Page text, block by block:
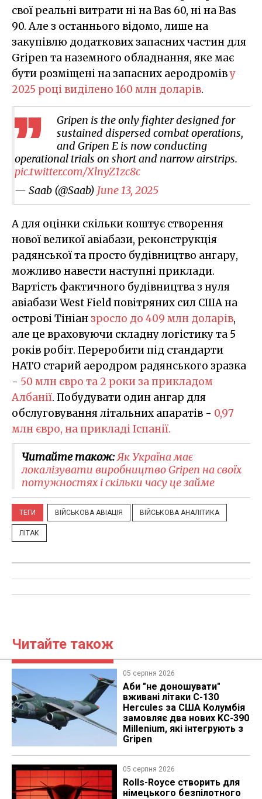
свої реальні витрати ні на Bas 60, ні на Bas
90. Але з останнього відомо, лише на
закупівлю додаткових запасних частин для
Gripen та наземного обладнання, яке має
бути розміщені на запасних аеродроміву
2025 році виділено 160 млн доларів.
Gripen is the only fighter designed for
sustained dispersed combat operations,
and Gripen E is now conducting
operational trials on short and narrow airstrips.
pic.twitter.com/XlnyZ1zc8c
— Saab (@Saab) June 13, 2025
А для оцінки скільки коштує створення
нової великої авіабази, реконструкція
радянської та просто будівництво ангару,
можливо навести наступні приклади.
Вартість фактичного будівництва з нуля
авіабази West Field повітряних сил США на
острові Тініан зросло до 409 млн доларів,
але це враховуючи складну логістику та 5
років робіт. Переробити під стандарти
НАТО старий аеродром радянського зразка
- 50 млн євро та 2 роки за прикладом
Албанії. Побудувати один ангар для
обслуговування літальних апаратів - 0,97
млн євро, на прикладі Іспанії.
Читайте також:Як Україна має
локалізувати виробництво Gripen на своїх
потужностях і скільки часу це займе
ТЕГИ ВІЙСЬКОВА АВІАЦІЯ ВІЙСЬКОВА АНАЛІТИКА
ЛІТАК
Читайте також
05 серпня 2026
Аби "не доношувати"
вживані літаки C-130
Hercules за США Колумбія
замовляє два нових KC-390
Millenium, які інтегрують з
Gripen
05 серпня 2026
Rolls-Royce створить для
німецького безпілотного